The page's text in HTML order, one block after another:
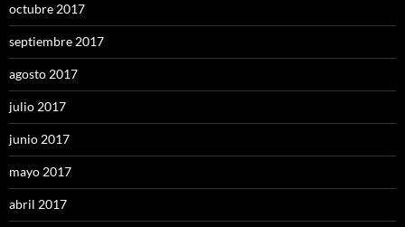
octubre 2017
septiembre 2017
agosto 2017
julio 2017
junio 2017
mayo 2017
abril 2017